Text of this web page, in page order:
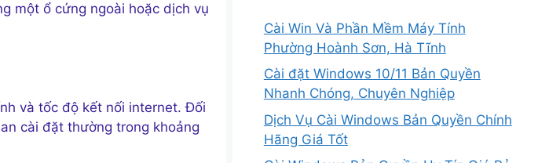
một ổ cứng ngoài hoặc dịch vụ
và tốc độ kết nối internet. Đối
cài đặt thường trong khoảng
Cài Win Và Phần Mềm Máy Tính
Phường Hoành Sơn, Hà Tĩnh
Cài đặt Windows 10/11 Bản Quyền
Nhanh Chóng, Chuyên Nghiệp
Dịch Vụ Cài Windows Bản Quyền Chính
Hãng Giá Tốt